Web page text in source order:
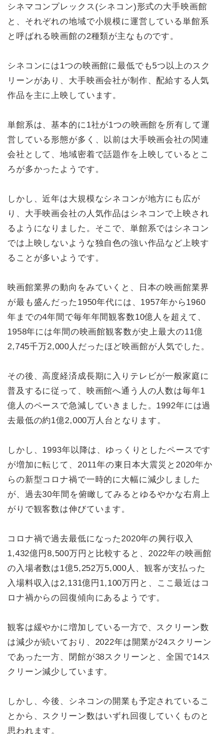
シネマコンプレックス(シネコン)形式の大手映画館
と、それぞれの地域で小規模に運営している単館系
と呼ばれる映画館の2種類が主なものです。
シネコンには1つの映画館に最低でも5つ以上のスク
リーンがあり、大手映画会社が制作、配給する人気
作品を主に上映しています。
単館系は、基本的に1社が1つの映画館を所有して運
営している形態が多く、以前は大手映画会社の関連
会社として、地域密着で話題作を上映しているとこ
ろが多かったようです。
しかし、近年は大規模なシネコンが地方にも広が
り、大手映画会社の人気作品はシネコンで上映され
るようになりました。そこで、単館系ではシネコン
では上映しないような独自色の強い作品など上映す
ることが多いようです。
映画館業界の動向をみていくと、日本の映画館業界
が最も盛んだった1950年代には、1957年から1960
年までの4年間で毎年年間観客数10億人を超えて、
1958年には年間の映画館観客数が史上最大の11億
2,745千万2,000人だったほど映画館が人気でした。
その後、高度経済成長期に入りテレビが一般家庭に
普及するに従って、映画館へ通う人の人数は毎年1
億人のペースで急減していきました。1992年には過
去最低の約1億2,000万人台となります。
しかし、1993年以降は、ゆっくりとしたペースです
が増加に転じて、2011年の東日本大震災と2020年か
らの新型コロナ禍で一時的に大幅に減少しました
が、過去30年間を俯瞰してみるとゆるやかな右肩上
がりで観客数は伸びています。
コロナ禍で過去最低になった2020年の興行収入
1,432億円8,500万円と比較すると、2022年の映画館
の入場者数は1億5,252万5,000人、観客が支払った
入場料収入は2,131億円1,100万円と、ここ最近はコ
ロナ禍からの回復傾向にあるようです。
観客は緩やかに増加している一方で、スクリーン数
は減少が続いており、2022年は開業が24スクリーン
であった一方、閉館が38スクリーンと、全国で14ス
クリーン減少しています。
しかし、今後、シネコンの開業も予定されているこ
とから、スクリーン数はいずれ回復していくものと
思われます。